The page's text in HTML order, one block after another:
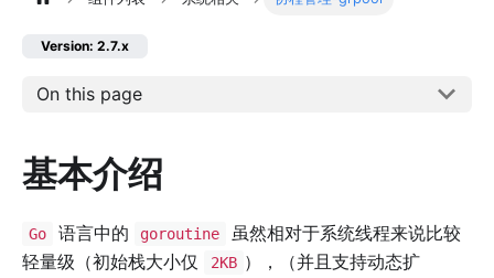
Version: 2.7.x
On this page
基本介绍
Go 语言中的 goroutine
虽然相对于系统线程来说比较
轻量级（初始栈大小仅
2KB ），（并且支持动态扩